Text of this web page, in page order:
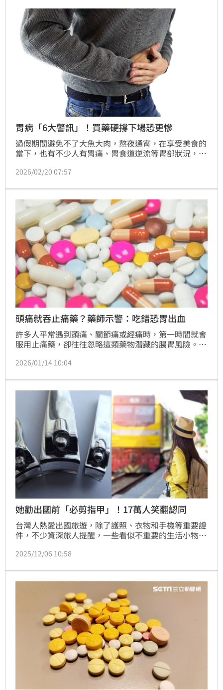
胃病「6大警訊」！買藥硬撐下場恐更慘
過假期間避免不了大魚大肉，熬夜通宵，在享受美食的
當下，也有不少人有胃痛、胃食道逆流等胃部狀況，大
候，其實也可能把真正的原因隱瞞住了，肝膽腸胃科醫
以免延誤到最佳治療時間。
2026/02/20 07:57
頭痛就吞止痛藥？藥師示警：吃錯恐胃出血
許多人平常遇到頭痛、關節痛或經痛時，第一時間就會
服用止痛藥，卻往往忽略這類藥物潛藏的腸胃風險。彰
方式不當或長期使用，可能對胃部與腸道造成傷害，嚴
議民眾記住吃止痛藥時的4點注意事項，減緩藥物對腸
胃的傷害。
2026/01/14 10:04
她勸出國前「必剪指甲」！17萬人笑翻認同
台灣人熱愛出國旅遊，除了護照、衣物和手機等重要證
件，不少資深旅人提醒，一些看似不重要的生活小物反
牙線棒，而近日更有女網友點名，現在出國前必做兩件
引起廣大共鳴，許多網友紛紛認同，甚至笑稱指甲刀和
胃藥的重要性，可能不亞於手機。
2025/12/06 10:58